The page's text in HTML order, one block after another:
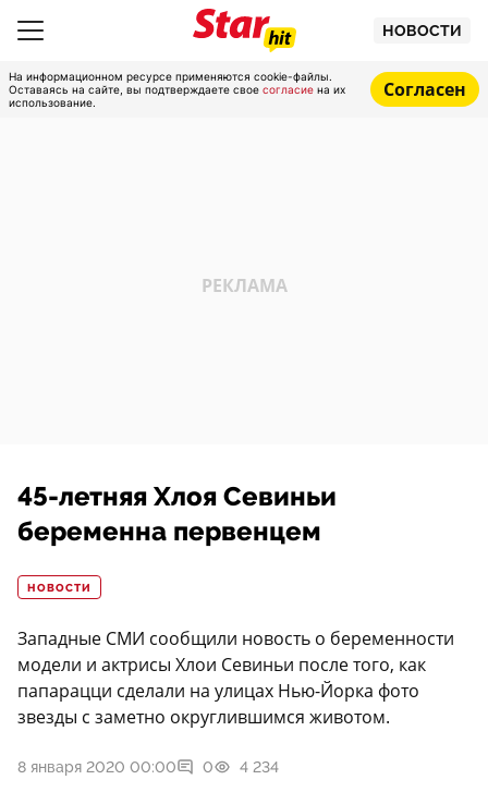
НОВОСТИ
На информационном ресурсе применяются cookie-файлы.
Оставаясь на сайте, вы подтверждаете свое согласие на их
использование.
Согласен
45-летняя Хлоя Севиньи
беременна первенцем
НОВОСТИ
Западные СМИ сообщили новость о беременности
модели и актрисы Хлои Севиньи после того, как
папарацци сделали на улицах Нью-Йорка фото
звезды с заметно округлившимся животом.
8 января 2020 00:00 0 4 234